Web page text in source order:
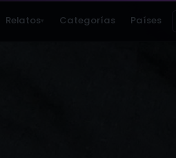
Relatos▾ Categorías Países